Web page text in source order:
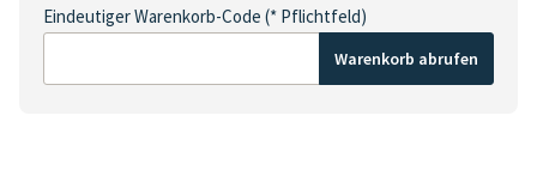
Eindeutiger Warenkorb-Code (* Pflichtfeld)
Warenkorb abrufen